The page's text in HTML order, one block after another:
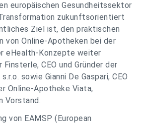
europäischen Gesundheitssektor
zukunftsorientiert
Ziel ist, den praktischen
von Online-Apotheken bei der
eHealth-Konzepte weiter
Finsterle, CEO und Gründer der
sowie Gianni De Gaspari, CEO
Online-Apotheke Viata,
Vorstand.
von EAMSP (European